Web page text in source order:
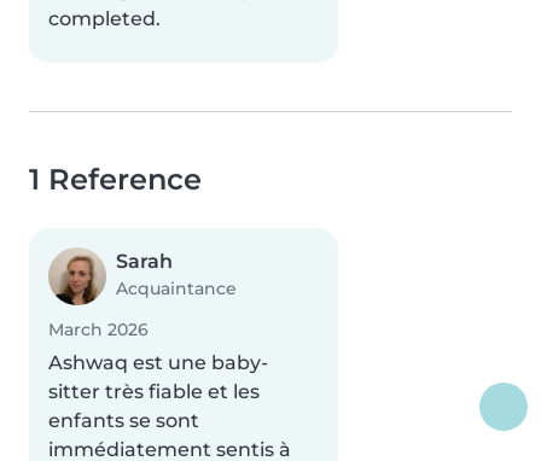
completed.
1 Reference
Sarah
Acquaintance
March 2026
Ashwaq est une baby-
sitter très fiable et les
enfants se sont
immédiatement sentis à